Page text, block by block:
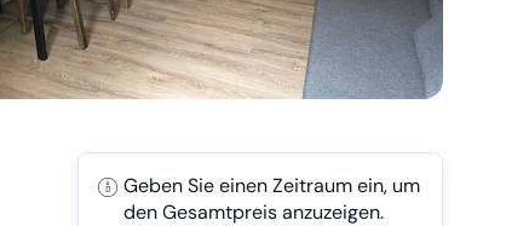
Geben Sie einen Zeitraum ein, um
den Gesamtpreis anzuzeigen.